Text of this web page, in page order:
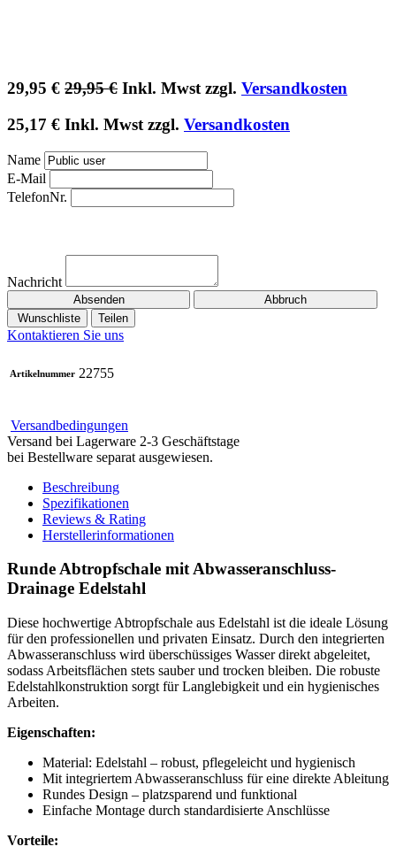
29,95 € 29,95€ Inkl. Mwst zzgl. Versandkosten
25,17 € Inkl. Mwst zzgl. Versandkosten
Name
E-Mail
TelefonNr.
Nachricht
Absenden
Abbruch
Wunschliste
Teilen
Kontaktieren Sie uns
Artikelnummer 22755
Versandbedingungen
Versand bei Lagerware 2-3 Geschäftstage
bei Bestellware separat ausgewiesen.
Beschreibung
Spezifikationen
Reviews & Rating
Herstellerinformationen
Runde Abtropfschale mit Abwasseranschluss-
Drainage Edelstahl
Diese hochwertige Abtropfschale aus Edelstahl ist die ideale Lösung
für den professionellen und privaten Einsatz. Durch den integrierten
Abwasseranschluss wird überschüssiges Wasser direkt abgeleitet,
sodass Arbeitsflächen stets sauber und trocken bleiben. Die robuste
Edelstahlkonstruktion sorgt für Langlebigkeit und ein hygienisches
Arbeiten.
Eigenschaften:
Material: Edelstahl – robust, pflegeleicht und hygienisch
Mit integriertem Abwasseranschluss für eine direkte Ableitung
Rundes Design – platzsparend und funktional
Einfache Montage durch standardisierte Anschlüsse
Vorteile: